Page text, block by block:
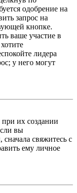
одобрение на
запрос на
кнопке.
ваше участие в
лидера
у него могут
их создании
вы
свяжитесь с
ему личное